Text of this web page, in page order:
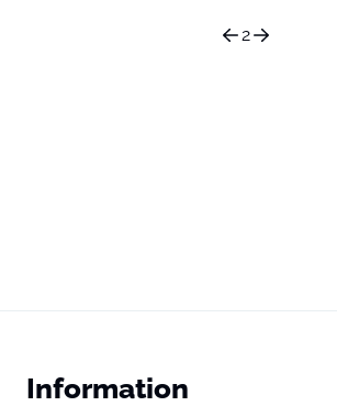
2
Information